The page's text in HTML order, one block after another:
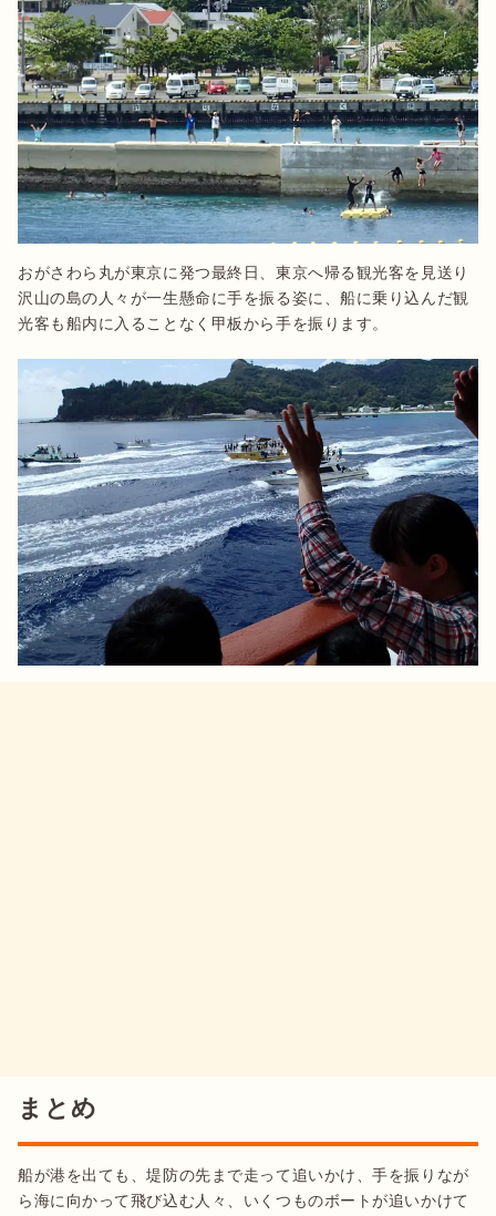
おがさわら丸が東京に発つ最終日、東京へ帰る観光客を見送り
沢山の島の人々が一生懸命に手を振る姿に、船に乗り込んだ観
まとめ
船が港を出ても、堤防の先まで走って追いかけ、手を振りなが
ら海に向かって飛び込む人々、いくつものボートが追いかけて